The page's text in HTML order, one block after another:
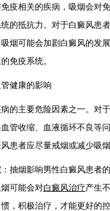
相关的疾病，吸烟会对免
的抵抗力。对于白癜风患
烟可能会加剧白癜风的发
免疫系统。
健康的影响
主要危险因素之一。对于
管收缩、血液循环不良等
患者应尽量戒烟或减少吸烟
烟影响男性白癜风患者的
可能会对白癜风治疗产生
，积极治疗，才能更好的控